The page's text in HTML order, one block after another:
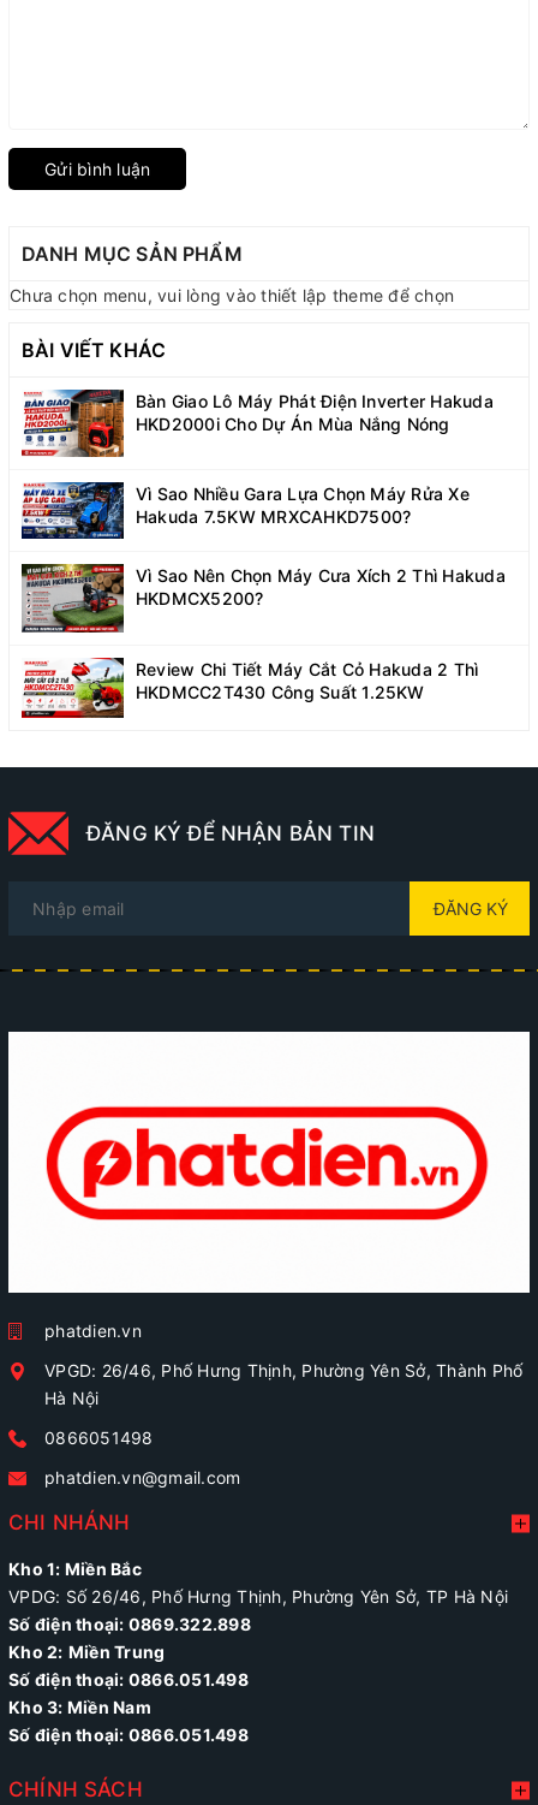
Gửi bình luận
DANH MỤC SẢN PHẨM
Chưa chọn menu, vui lòng vào thiết lập theme để chọn
BÀI VIẾT KHÁC
Bàn Giao Lô Máy Phát Điện Inverter Hakuda
HKD2000i Cho Dự Án Mùa Nắng Nóng
Vì Sao Nhiều Gara Lựa Chọn Máy Rửa Xe
Hakuda 7.5KW MRXCAHKD7500?
Vì Sao Nên Chọn Máy Cưa Xích 2 Thì Hakuda
HKDMCX5200?
Review Chi Tiết Máy Cắt Cỏ Hakuda 2 Thì
HKDMCC2T430 Công Suất 1.25KW
ĐĂNG KÝ ĐỂ NHẬN BẢN TIN
ĐĂNG KÝ
phatdien.vn
VPGD: 26/46, Phố Hưng Thịnh, Phường Yên Sở, Thành Phố
Hà Nội
0866051498
phatdien.vn@gmail.com
CHI NHÁNH
Kho 1: Miền Bắc
VPDG: Số 26/46, Phố Hưng Thịnh, Phường Yên Sở, TP Hà Nội
Số điện thoại: 0869.322.898
Kho 2: Miền Trung
Số điện thoại: 0866.051.498
Kho 3: Miền Nam
Số điện thoại: 0866.051.498
CHÍNH SÁCH